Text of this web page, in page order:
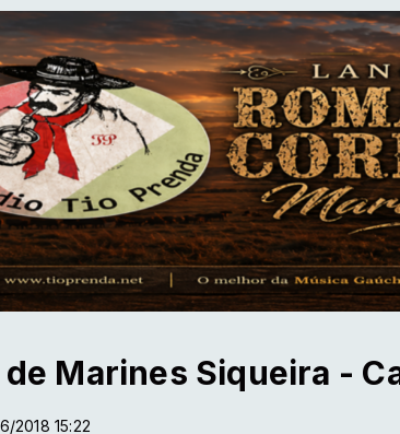
de Marines Siqueira -
2018 15:22